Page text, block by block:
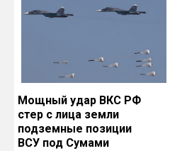
Мощный удар ВКС РФ
стер с лица земли
подземные позиции
ВСУ под Сумами